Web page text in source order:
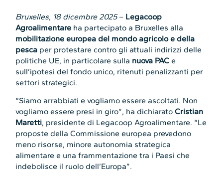
Bruxelles, 18 dicembre 2025– Legacoop
Agroalimentare ha partecipato a Bruxelles alla
mobilitazione europea del mondo agricolo e della
pesca per protestare contro gli attuali indirizzi delle
politiche UE, in particolare sulla nuova PAC e
sull’ipotesi del fondo unico, ritenuti penalizzanti per
settori strategici.
“Siamo arrabbiati e vogliamo essere ascoltati. Non
vogliamo essere presi in giro”, ha dichiaratoCristian
Maretti, presidente di Legacoop Agroalimentare. “Le
proposte della Commissione europea prevedono
meno risorse, minore autonomia strategica
alimentare e una frammentazione tra i Paesi che
indebolisce il ruolo dell’Europa”.